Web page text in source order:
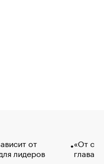
от
лидеров
«От
глава